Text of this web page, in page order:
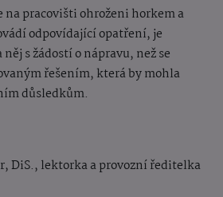
na pracovišti ohroženi horkem a
odpovídající opatření, je
s žádostí o nápravu, než se
řešením, která by mohla
důsledkům.
DiS., lektorka a provozní ředitelka